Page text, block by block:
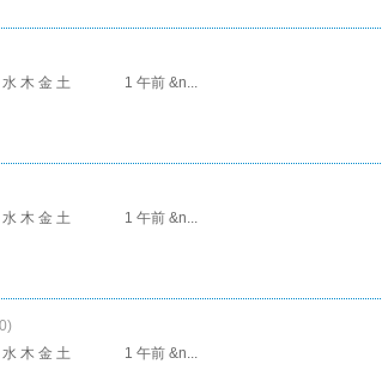
水 木 金 土 1 午前 &n...
水 木 金 土 1 午前 &n...
水 木 金 土 1 午前 &n...